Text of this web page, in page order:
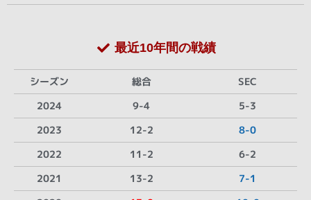
最近10年間の戦績
シーズン 総合
SEC
2024
9-4
5-3
2023
12-2
8-0
2022
11-2
6-2
2021
13-2
7-1